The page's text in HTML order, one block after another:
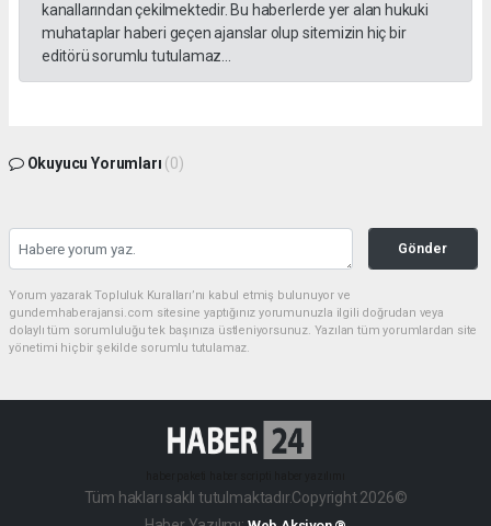
kanallarından çekilmektedir. Bu haberlerde yer alan hukuki
muhataplar haberi geçen ajanslar olup sitemizin hiç bir
editörü sorumlu tutulamaz...
Okuyucu Yorumları (0)
Gönder
Yorum yazarak Topluluk Kuralları’nı kabul etmiş bulunuyor ve
gundemhaberajansi.com sitesine yaptığınız yorumunuzla ilgili doğrudan veya
dolaylı tüm sorumluluğu tek başınıza üstleniyorsunuz. Yazılan tüm yorumlardan site
yönetimi hiçbir şekilde sorumlu tutulamaz.
Tüm hakları saklı tutulmaktadır.Copyright 2026©